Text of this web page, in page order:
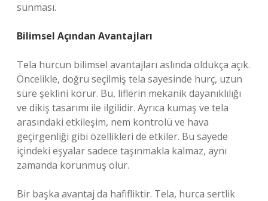
sunması.
Bilimsel Açından Avantajları
Tela hurcun bilimsel avantajları aslında oldukça açık.
Öncelikle, doğru seçilmiş tela sayesinde hurç, uzun
süre şeklini korur. Bu, liflerin mekanik dayanıklılığı
ve dikiş tasarımı ile ilgilidir. Ayrıca kumaş ve tela
arasındaki etkileşim, nem kontrolü ve hava
geçirgenliği gibi özellikleri de etkiler. Bu sayede
içindeki eşyalar sadece taşınmakla kalmaz, aynı
zamanda korunmuş olur.
Bir başka avantaj da hafifliktir. Tela, hurca sertlik